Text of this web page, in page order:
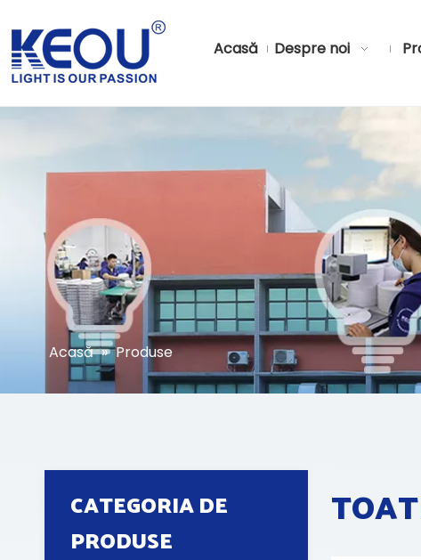
Acasă Despre noi
Acasă » Produse
CATEGORIA DE
PRODUSE